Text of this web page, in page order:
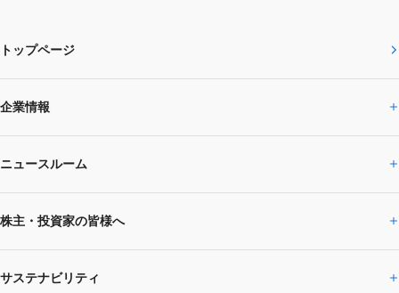
トップページ
企業情報
企業情報トップ
SUBARUのありたい姿
SUBARU 2025方針
ニュースルーム
ニュースルームトップ
ニュースリリース
株主・投資家の皆様へ
株主・投資家の皆様へトップ
サステナビリティ